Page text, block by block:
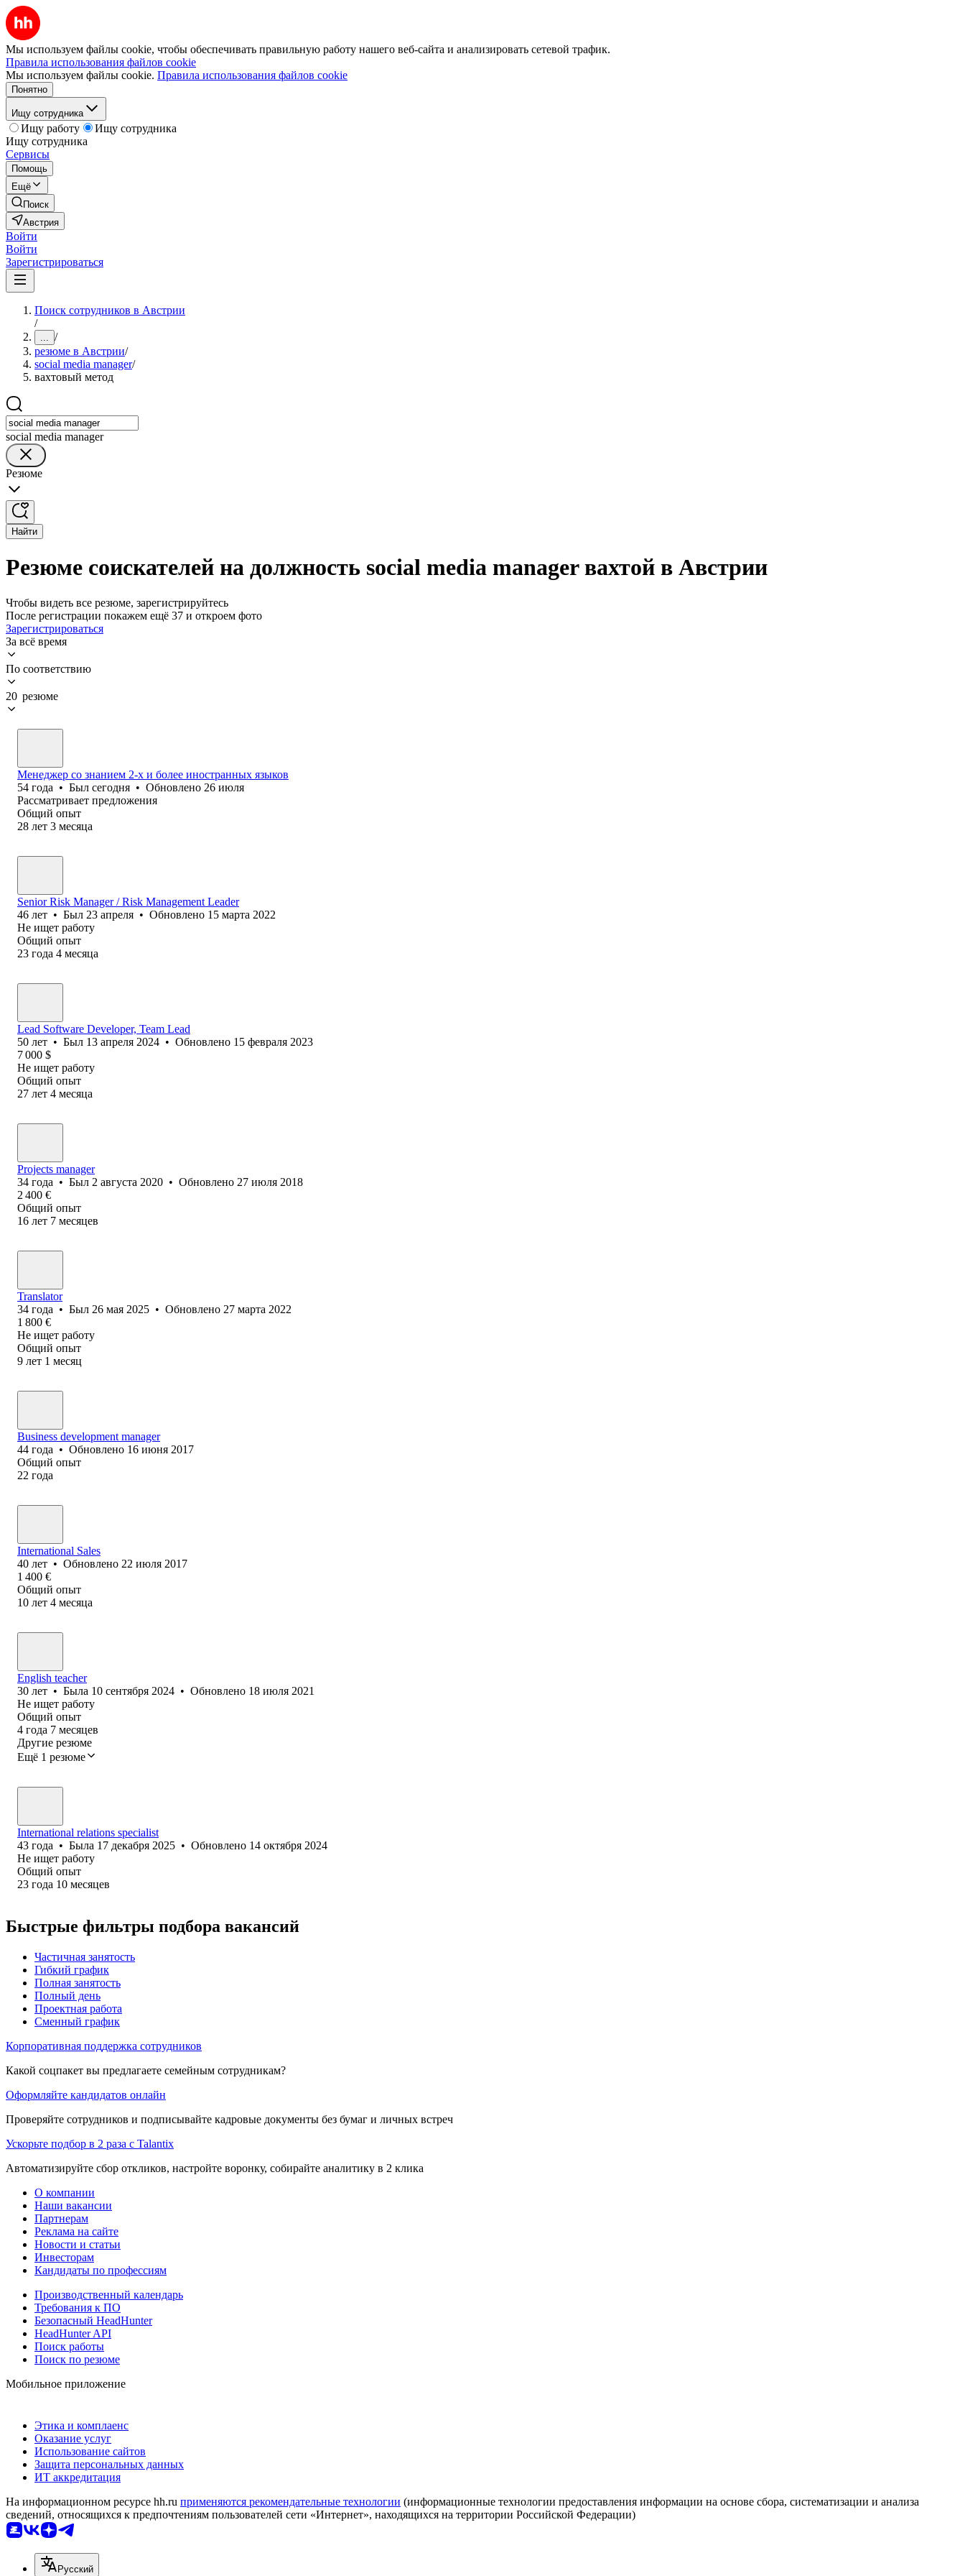
Мы используем файлы cookie, чтобы обеспечивать правильную работу нашего веб-сайта и анализировать сетевой трафик.
Правила использования файлов cookie
Мы используем файлы cookie. Правила использования файлов cookie
Понятно
Ищу сотрудника
Ищу работу
Ищу сотрудника
Ищу сотрудника
Сервисы
Помощь
Ещё
Поиск
Австрия
Войти
Войти
Зарегистрироваться
Поиск сотрудников в Австрии
/
... /
резюме в Австрии/
social media manager/
вахтовый метод
social media manager
Резюме
Найти
Резюме соискателей на должность social media manager вахтой в Австрии
Чтобы видеть все резюме, зарегистрируйтесь
После регистрации покажем ещё 37 и откроем фото
Зарегистрироваться
За всё время
По соответствию
20 резюме
Менеджер со знанием 2-х и более иностранных языков
54 года • Был сегодня • Обновлено 26 июля
Рассматривает предложения
Общий опыт
28 лет 3 месяца
Senior Risk Manager / Risk Management Leader
46 лет • Был 23 апреля • Обновлено 15 марта 2022
Не ищет работу
Общий опыт
23 года 4 месяца
Lead Software Developer, Team Lead
50 лет • Был 13 апреля 2024 • Обновлено 15 февраля 2023
7 000 $
Не ищет работу
Общий опыт
27 лет 4 месяца
Projects manager
34 года • Был 2 августа 2020 • Обновлено 27 июля 2018
2 400 €
Общий опыт
16 лет 7 месяцев
Translator
34 года • Был 26 мая 2025 • Обновлено 27 марта 2022
1 800 €
Не ищет работу
Общий опыт
9 лет 1 месяц
Business development manager
44 года • Обновлено 16 июня 2017
Общий опыт
22 года
International Sales
40 лет • Обновлено 22 июля 2017
1 400 €
Общий опыт
10 лет 4 месяца
English teacher
30 лет • Была 10 сентября 2024 • Обновлено 18 июля 2021
Не ищет работу
Общий опыт
4 года 7 месяцев
Другие резюме
Ещё 1 резюме
International relations specialist
43 года • Была 17 декабря 2025 • Обновлено 14 октября 2024
Не ищет работу
Общий опыт
23 года 10 месяцев
Быстрые фильтры подбора вакансий
Частичная занятость
Гибкий график
Полная занятость
Полный день
Проектная работа
Сменный график
Корпоративная поддержка сотрудников
Какой соцпакет вы предлагаете семейным сотрудникам?
Оформляйте кандидатов онлайн
Проверяйте сотрудников и подписывайте кадровые документы без бумаг и личных встреч
Ускорьте подбор в 2 раза с Talantix
Автоматизируйте сбор откликов, настройте воронку, собирайте аналитику в 2 клика
О компании
Наши вакансии
Партнерам
Реклама на сайте
Новости и статьи
Инвесторам
Кандидаты по профессиям
Производственный календарь
Требования к ПО
Безопасный HeadHunter
HeadHunter API
Поиск работы
Поиск по резюме
Мобильное приложение
Этика и комплаенс
Оказание услуг
Использование сайтов
Защита персональных данных
ИТ аккредитация
На информационном ресурсе hh.ru применяются рекомендательные технологии (информационные технологии предоставления информации на основе сбора, систематизации и анализа
сведений, относящихся к предпочтениям пользователей сети «Интернет», находящихся на территории Российской Федерации)
Русский